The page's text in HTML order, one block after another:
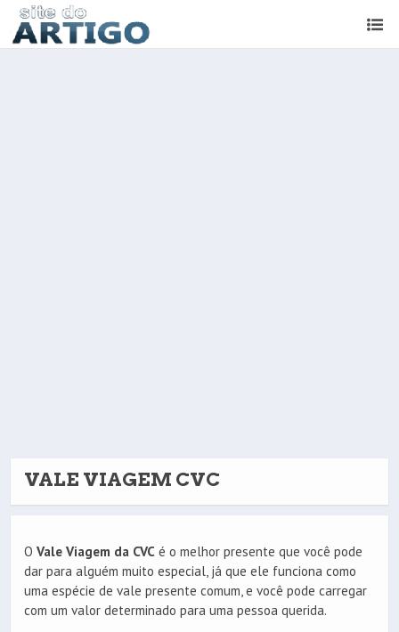
VALE VIAGEM CVC
O Vale Viagem da CVC é o melhor presente que você pode
dar para alguém muito especial, já que ele funciona como
uma espécie de vale presente comum, e você pode carregar
com um valor determinado para uma pessoa querida.